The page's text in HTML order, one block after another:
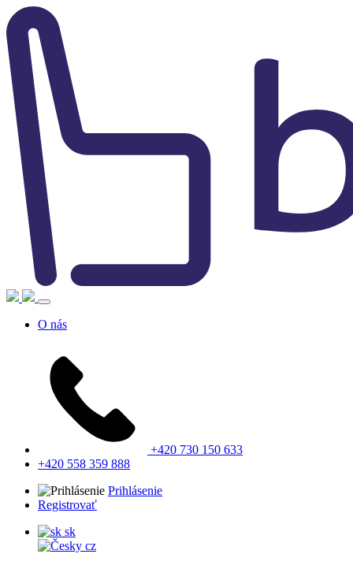
O nás
+420 730 150 633
+420 558 359 888
Prihlásenie
Registrovať
sk
cz